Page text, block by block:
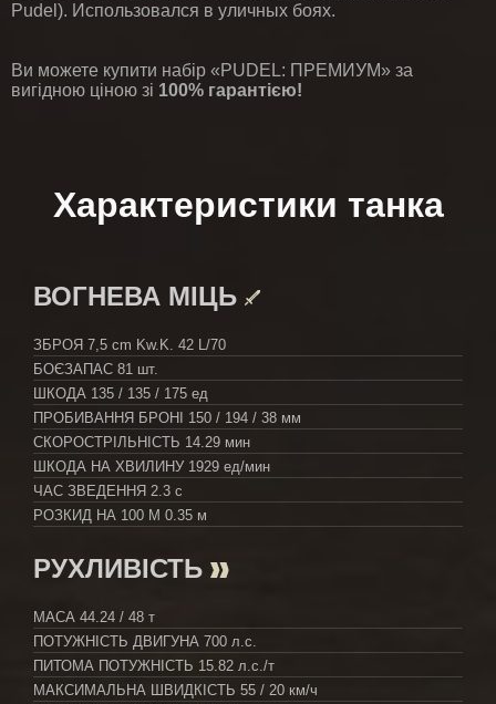
Pudel). Использовался в уличных боях.
Ви можете купити набір «PUDEL: ПРЕМИУМ» за
вигідною ціною зі 100% гарантією!
Характеристики танка
ВОГНЕВА МІЦЬ
ЗБРОЯ 7,5 cm Kw.K. 42 L/70
БОЄЗАПАС 81 шт.
ШКОДА 135 / 135 / 175 ед
ПРОБИВАННЯ БРОНІ 150 / 194 / 38 мм
СКОРОСТРІЛЬНІСТЬ 14.29 мин
ШКОДА НА ХВИЛИНУ 1929 ед/мин
ЧАС ЗВЕДЕННЯ 2.3 с
РОЗКИД НА 100 М 0.35 м
РУХЛИВІСТЬ
МАСА 44.24 / 48 т
ПОТУЖНІСТЬ ДВИГУНА 700 л.с.
ПИТОМА ПОТУЖНІСТЬ 15.82 л.с./т
МАКСИМАЛЬНА ШВИДКІСТЬ 55 / 20 км/ч